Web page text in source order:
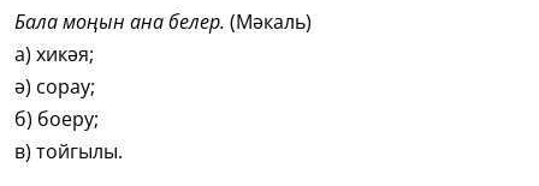
Бала моңын ана белер. (Мәкаль)
а) хикәя;
ә) сорау;
б) боеру;
в) тойгылы.